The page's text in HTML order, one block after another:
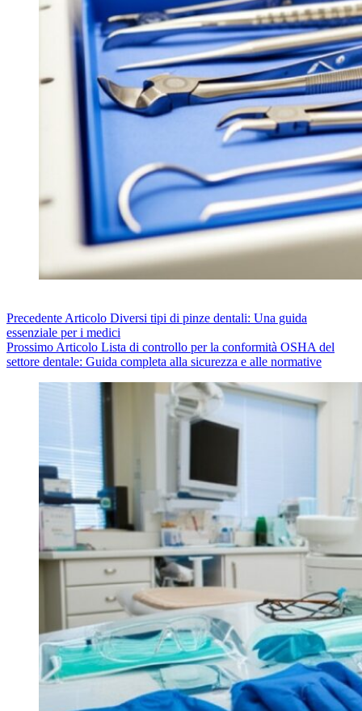
Precedente Articolo Diversi tipi di pinze dentali: Una guida
essenziale per i medici
Prossimo Articolo Lista di controllo per la conformità OSHA del
settore dentale: Guida completa alla sicurezza e alle normative